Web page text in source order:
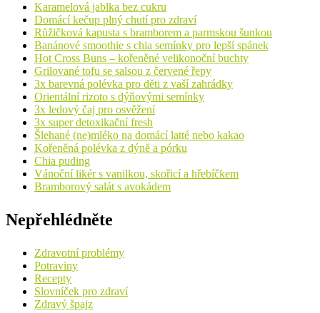
Karamelová jablka bez cukru
Domácí kečup plný chutí pro zdraví
Růžičková kapusta s bramborem a parmskou šunkou
Banánové smoothie s chia semínky pro lepší spánek
Hot Cross Buns – kořeněné velikonoční buchty
Grilované tofu se salsou z červené řepy
3x barevná polévka pro děti z vaší zahrádky
Orientální rizoto s dýňovými semínky
3x ledový čaj pro osvěžení
3x super detoxikační fresh
Šlehané (ne)mléko na domácí latté nebo kakao
Kořeněná polévka z dýně a pórku
Chia puding
Vánoční likér s vanilkou, skořicí a hřebíčkem
Bramborový salát s avokádem
Nepřehlédněte
Zdravotní problémy
Potraviny
Recepty
Slovníček pro zdraví
Zdravý špajz